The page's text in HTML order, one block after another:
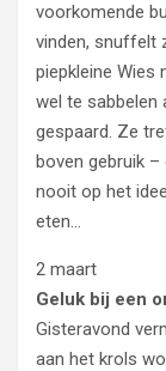
voorkomende
vinden, snuffelt
piepkleine Wies
wel te sabbelen
gespaard. Ze
boven gebruik
nooit op het
eten…
2 maart
Geluk bij een
Gisteravond
aan het krols